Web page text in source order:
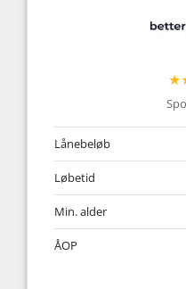
Lånebeløb
Løbetid
Min. alder
ÅOP